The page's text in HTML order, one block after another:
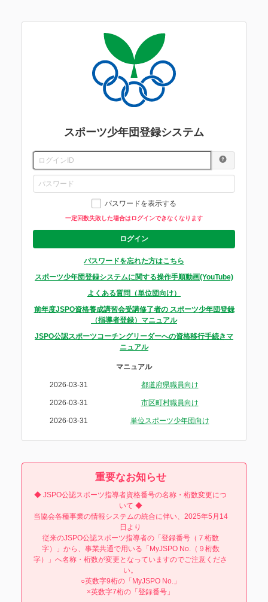
スポーツ少年団登録システム
パスワードを表示する
一定回数失敗した場合はログインできなくなります
ログイン
パスワードを忘れた方はこちら
スポーツ少年団登録システムに関する操作手順動画(YouTube)
よくある質問（単位団向け）
前年度JSPO資格養成講習会受講修了者の スポーツ少年団登録
（指導者登録）マニュアル
JSPO公認スポーツコーチングリーダーへの資格移行手続きマ
ニュアル
マニュアル
2026-03-31 都道府県職員向け
2026-03-31 市区町村職員向け
2026-03-31 単位スポーツ少年団向け
重要なお知らせ
◆ JSPO公認スポーツ指導者資格番号の名称・桁数変更につ
いて ◆
当協会各種事業の情報システムの統合に伴い、2025年5月14
日より
従来のJSPO公認スポーツ指導者の「登録番号（７桁数
字）」から、事業共通で用いる「MyJSPO No.（９桁数
字）」へ名称・桁数が変更となっていますのでご注意くださ
い。
○英数字9桁の「MyJSPO No.」
×英数字7桁の「登録番号」